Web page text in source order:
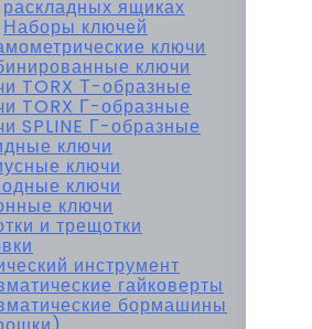
раскладных ящиках
Наборы ключей
ключи
ключи
TORX Т-образные
TORX Г-образные
SPLINE Г-образные
ключи
ключи
ключи
ключи
и трещотки
инструмент
гайковерты
бормашины